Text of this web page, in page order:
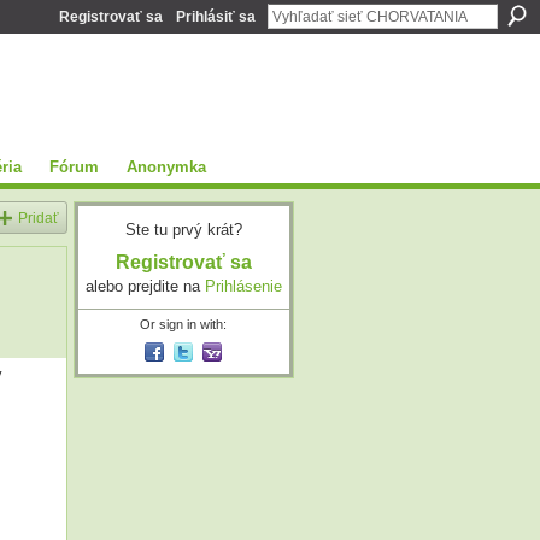
Registrovať sa Prihlásiť sa
Fórum Anonymka
Pridať
Ste tu prvý krát?
Registrovať sa
alebo prejdite na Prihlásenie
Or sign in with: